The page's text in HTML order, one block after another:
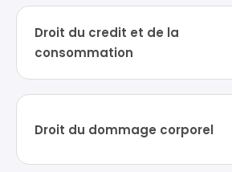
Droit du credit et de la
consommation
Droit du dommage corporel